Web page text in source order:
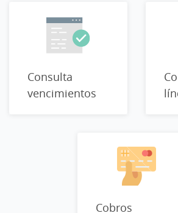
Consulta
vencimientos
Cobros